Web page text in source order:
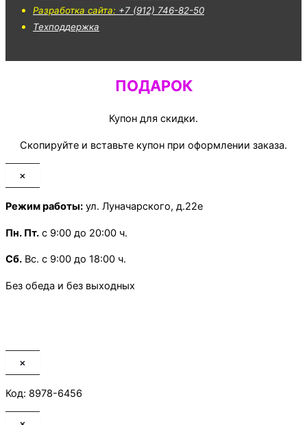
Разработка сайта: +7 (912) 746-82-50
Техподдержка
ПОДАРОК
Купон для скидки.
Скопируйте и вставьте купон при оформлении заказа.
×
Режим работы: ул. Луначарского, д.22е
Пн. Пт. с 9:00 до 20:00 ч.
Сб. Вс. с 9:00 до 18:00 ч.
Без обеда и без выходных
×
Код: 8978-6456